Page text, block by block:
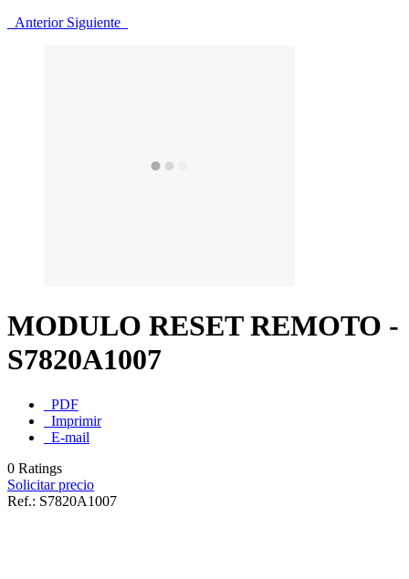
Anterior Siguiente
MODULO RESET REMOTO -
S7820A1007
PDF
Imprimir
E-mail
0 Ratings
Solicitar precio
Ref.: S7820A1007